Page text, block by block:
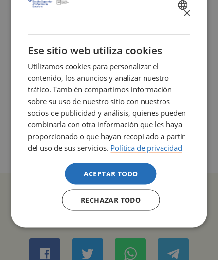
Movilidad
ENLACES RELACIONADOS
Convocatoria de places de mobilitat 2026-2027
377,32 Kb)
Sol_licitud de programes Erasmus 2026-2027 (DOCX
88,13 Kb)
SPANISH
×
Ese sitio web utiliza cookies
Utilizamos cookies para personalizar el
contenido, los anuncios y analizar nuestro
tráfico. También compartimos información
sobre su uso de nuestro sitio con nuestros
socios de publicidad y análisis, quienes pueden
combinarla con otra información que les haya
proporcionado o que hayan recopilado a partir
del uso de sus servicios. Política de privacidad
ACEPTAR TODO
RECHAZAR TODO